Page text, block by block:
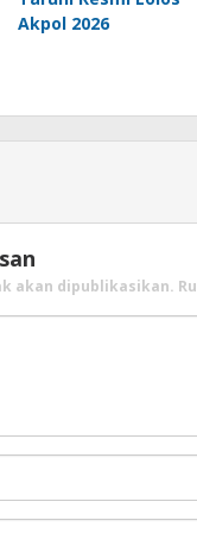
Akpol 2026
akan dipublikasikan.